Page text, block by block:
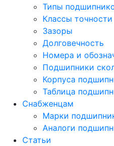
Типы
Классы точности
Зазоры
Долговечность
Номера и
Подшипники
Корпуса
Таблица
Снабженцам
Марки
Аналоги
Статьи